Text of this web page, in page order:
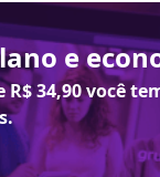
e
R$ 34,90você